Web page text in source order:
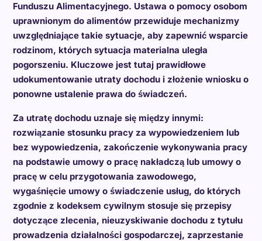
Funduszu Alimentacyjnego. Ustawa o pomocy osobom
uprawnionym do alimentów przewiduje mechanizmy
uwzględniające takie sytuacje, aby zapewnić wsparcie
rodzinom, których sytuacja materialna uległa
pogorszeniu. Kluczowe jest tutaj prawidłowe
udokumentowanie utraty dochodu i złożenie wniosku o
ponowne ustalenie prawa do świadczeń.
Za utratę dochodu uznaje się między innymi:
rozwiązanie stosunku pracy za wypowiedzeniem lub
bez wypowiedzenia, zakończenie wykonywania pracy
na podstawie umowy o pracę nakładczą lub umowy o
pracę w celu przygotowania zawodowego,
wygaśnięcie umowy o świadczenie usług, do których
zgodnie z kodeksem cywilnym stosuje się przepisy
dotyczące zlecenia, nieuzyskiwanie dochodu z tytułu
prowadzenia działalności gospodarczej, zaprzestanie